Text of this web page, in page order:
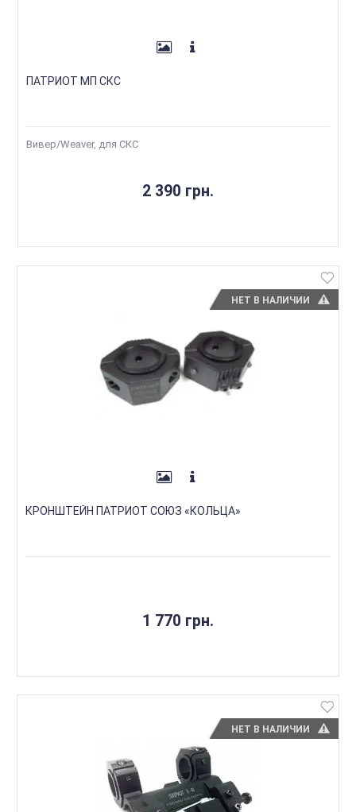
ПАТРИОТ МП СКС
Вивер/Weaver, для СКС
2 390 грн.
НЕТ В НАЛИЧИИ
КРОНШТЕЙН ПАТРИОТ СОЮЗ «КОЛЬЦА»
1 770 грн.
НЕТ В НАЛИЧИИ